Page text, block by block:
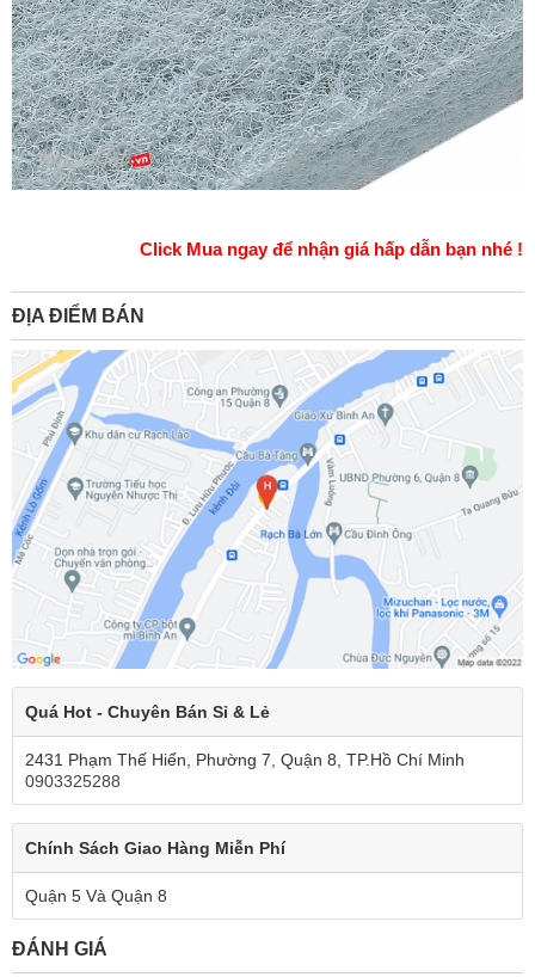
Click Mua ngay để nhận giá hấp dẫn bạn nhé !
ĐỊA ĐIỂM BÁN
Quá Hot - Chuyên Bán Sỉ & Lẻ
2431 Phạm Thế Hiển, Phường 7, Quận 8, TP.Hồ Chí Minh
0903325288
Chính Sách Giao Hàng Miễn Phí
Quận 5 Và Quận 8
ĐÁNH GIÁ